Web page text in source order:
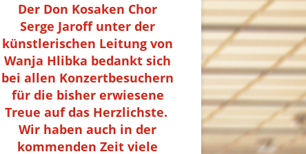
Der Don Kosaken Chor
Serge Jaroff unter der
künstlerischen Leitung von
Wanja Hlibka bedankt sich
bei allen Konzertbesuchern
für die bisher erwiesene
Treue auf das Herzlichste.
Wir haben auch in der
kommenden Zeit viele